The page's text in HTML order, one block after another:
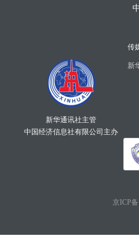
新华通讯社主管
中国经济信息社有限公司主办
传
新
京ICP